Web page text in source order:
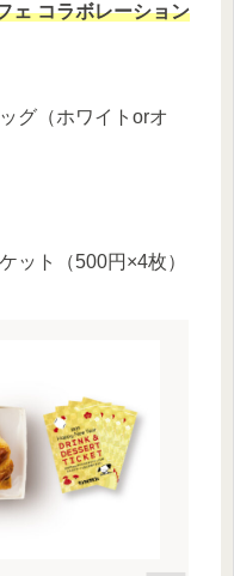
ェ コラボレーション
グ（ホワイトorオ
ット（500円×4枚）